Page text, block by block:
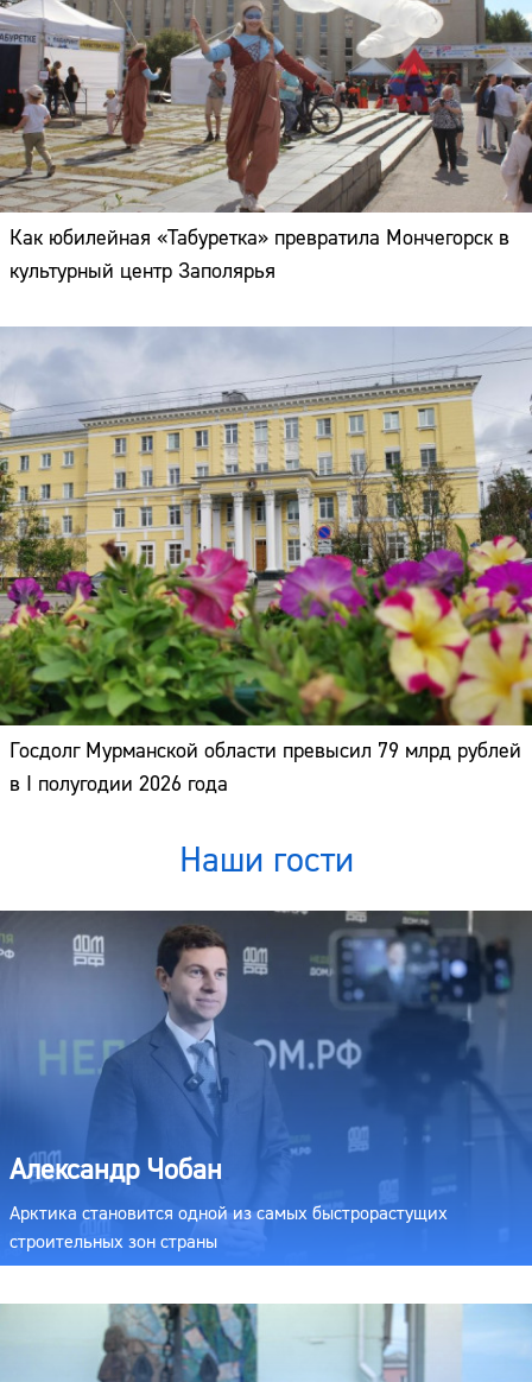
Как юбилейная «Табуретка» превратила Мончегорск в
культурный центр Заполярья
Госдолг Мурманской области превысил 79 млрд рублей
в I полугодии 2026 года
Наши гости
Александр Чобан
Арктика становится одной из самых быстрорастущих
строительных зон страны